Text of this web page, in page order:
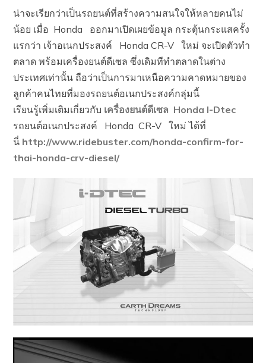
น่าจะเรียกว่าเป็นรถยนต์ที่สร้างความสนใจให้หลายคนไม่
น้อย เมื่อ Honda ออกมาเปิดเผยข้อมูล กระตุ้นกระแสครั้ง
แรกว่า เจ้าอเนกประสงค์ Honda CR-V ใหม่ จะเปิดตัวทำ
ตลาด พร้อมเครื่องยนต์ดีเซล ซึ่งเดิมทีทำตลาดในต่าง
ประเทศเท่านั้น ถือว่าเป็นการมาเหนือความคาดหมายของ
ลูกค้าคนไทยที่มองรถยนต์อเนกประสงค์กลุ่มนี้
เรียนรู้เพิ่มเติมเกี่ยวกับ เครื่องยนต์ดีเซล Honda I-Dtec
รถยนต์อเนกประสงค์ Honda CR-V ใหม่ ได้ที่
นี่ http://www.ridebuster.com/honda-confirm-for-
thai-honda-crv-diesel/